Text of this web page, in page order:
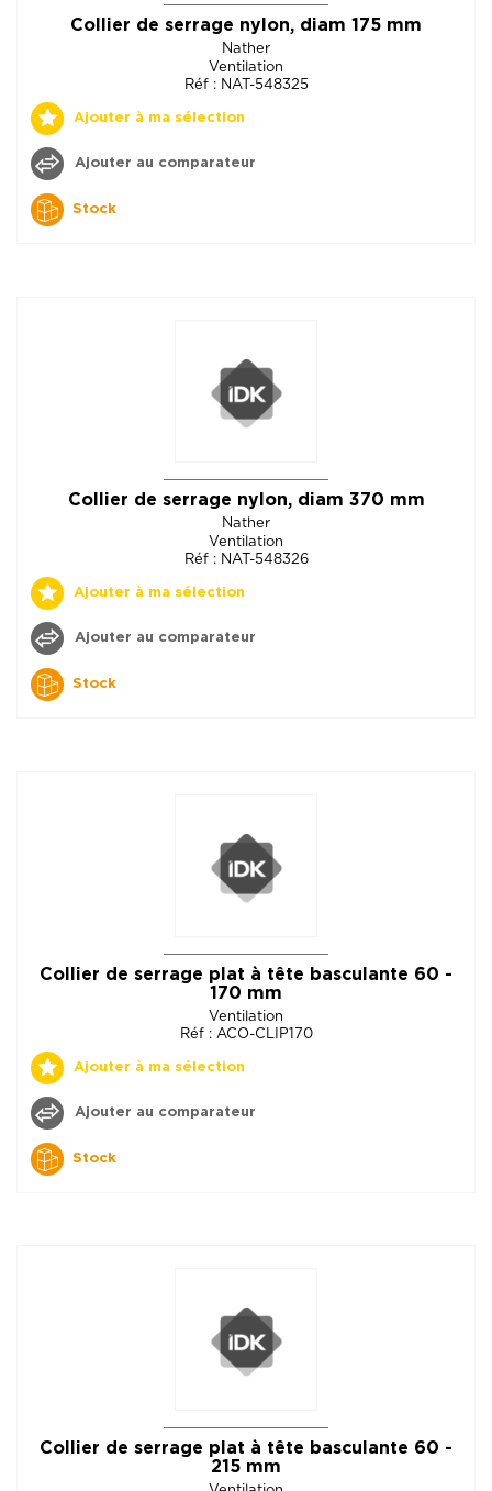
Collier de serrage nylon, diam 175 mm
Nather
Ventilation
Réf : NAT-548325
Ajouter à ma sélection
Ajouter au comparateur
Stock
Collier de serrage nylon, diam 370 mm
Nather
Ventilation
Réf : NAT-548326
Ajouter à ma sélection
Ajouter au comparateur
Stock
Collier de serrage plat à tête basculante 60 -
170 mm
Ventilation
Réf : ACO-CLIP170
Ajouter à ma sélection
Ajouter au comparateur
Stock
Collier de serrage plat à tête basculante 60 -
215 mm